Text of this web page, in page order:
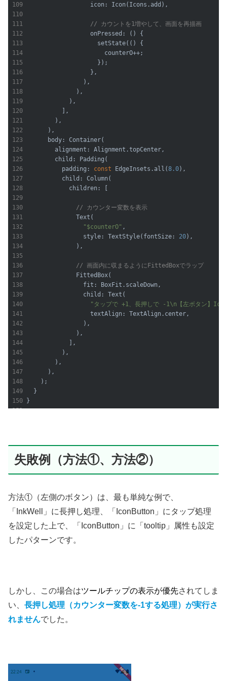
                  icon: Icon(Icons.add),
// カウントを1増やして、画面を再描画
                  onPressed: () {
                    setState(() {
                      counterO++;
                    });
                  },
                ),
              ),
            ),
          ],
        ),
      ),
      body: Container(
        alignment: Alignment.topCenter,
        child: Padding(
          padding:
const EdgeInsets.all(8.0),
          child: Column(
            children: [
// カウンター変数を表示
              Text(
" $counterO" ,
                style: TextStyle(fontSize:
20),
              ),
// 画面内に収まるようにFittedBoxでラップ
              FittedBox(
                fit: BoxFit.scaleDown,
                child: Text(
"タップで +1、長押しで -1\n【左ボタン】
                  textAlign: TextAlign.center,
                ),
              ),
            ],
          ),
        ),
      ),
    );
  }
失敗例（方法①、方法②）
方法①（左側のボタン）は、最も単純な例で、
「InkWell」に長押し処理、「IconButton」にタップ処理
を設定した上で、「IconButton」に「tooltip」属性も設定
したパターンです。
しかし、この場合はツールチップの表示が優先されてしま
い、 長押し処理（カウンター変数を-1する処理）が実行さ
れませんでした。